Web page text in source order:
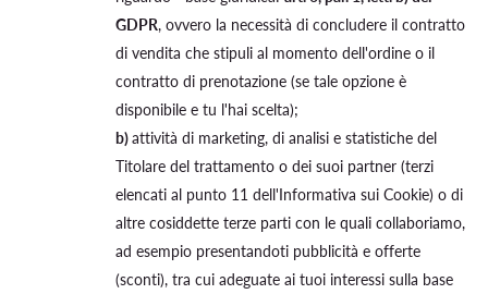
GDPR, ovvero la necessità di concludere il contratto
di vendita che stipuli al momento dell'ordine o il
contratto di prenotazione (se tale opzione è
disponibile e tu l'hai scelta);
b)attività di marketing, di analisi e statistiche del
Titolare del trattamento o dei suoi partner (terzi
elencati al punto 11 dell'Informativa sui Cookie) o di
altre cosiddette terze parti con le quali collaboriamo,
ad esempio presentandoti pubblicità e offerte
(sconti), tra cui adeguate ai tuoi interessi sulla base